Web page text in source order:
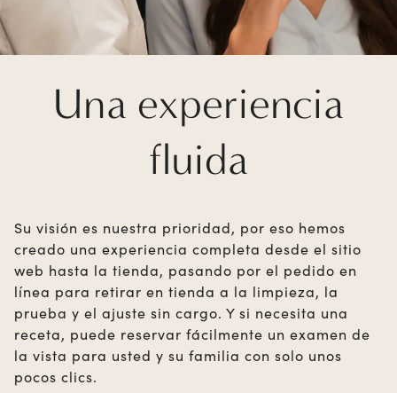
Una experiencia
fluida
Su visión es nuestra prioridad, por eso hemos
creado una experiencia completa desde el sitio
web hasta la tienda, pasando por el pedido en
línea para retirar en tienda a la limpieza, la
prueba y el ajuste sin cargo. Y si necesita una
receta, puede reservar fácilmente un examen de
la vista para usted y su familia con solo unos
pocos clics.